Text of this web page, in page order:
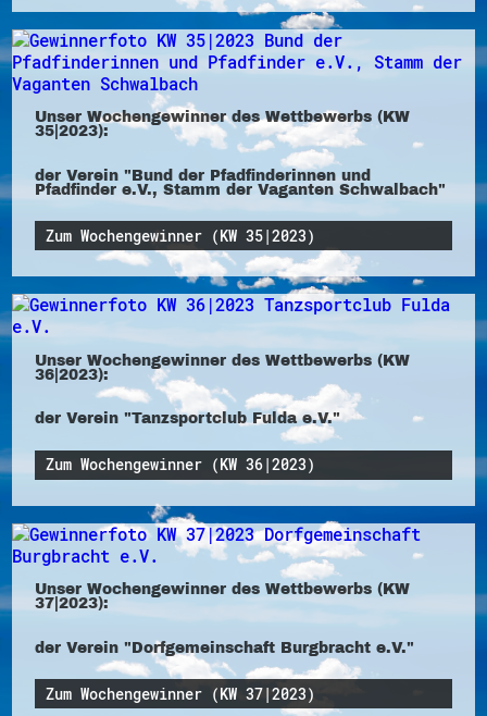
Unser Wochengewinner des Wettbewerbs (KW
35|2023):
der Verein "Bund der Pfadfinderinnen und
Pfadfinder e.V., Stamm der Vaganten Schwalbach"
Zum Wochengewinner (KW 35|2023)
Unser Wochengewinner des Wettbewerbs (KW
36|2023):
der Verein "Tanzsportclub Fulda e.V."
Zum Wochengewinner (KW 36|2023)
Unser Wochengewinner des Wettbewerbs (KW
37|2023):
der Verein "Dorfgemeinschaft Burgbracht e.V."
Zum Wochengewinner (KW 37|2023)